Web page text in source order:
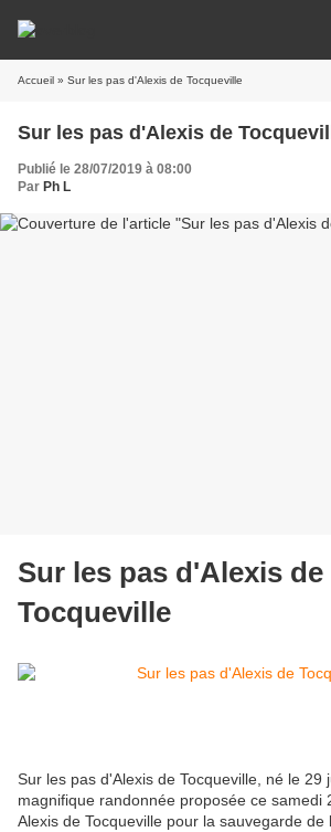
Accueil » Sur les pas d'Alexis de Tocqueville
Sur les pas d'Alexis de
Publié le 28/07/2019 à 08:00
Par Ph L
Sur les pas d'Alexis de
Tocqueville
Sur les pas d'Alexis de Tocqueville, né le 29
magnifique randonnée proposée ce samedi
Alexis de Tocqueville pour la sauvegarde de